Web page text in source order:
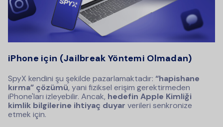
iPhone için (Jailbreak Yöntemi Olmadan)
SpyX kendini şu şekilde pazarlamaktadır: “hapishane
kırma” çözümü, yani fiziksel erişim gerektirmeden
iPhone'ları izleyebilir. Ancak, hedefin Apple Kimliği
kimlik bilgilerine ihtiyaç duyar verileri senkronize
etmek için.